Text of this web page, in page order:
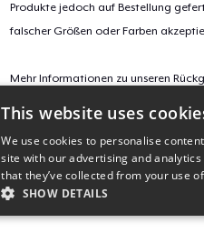
Produkte jedoch auf Bestellung
falscher Größen oder Farben
Mehr Informationen zu unseren
Kampagnen-ID:
funny-plumber-tattoo-some-plu
This website uses
We use cookies to personalise
site with our advertising and
that they’ve collected from your use
SHOW DETAILS